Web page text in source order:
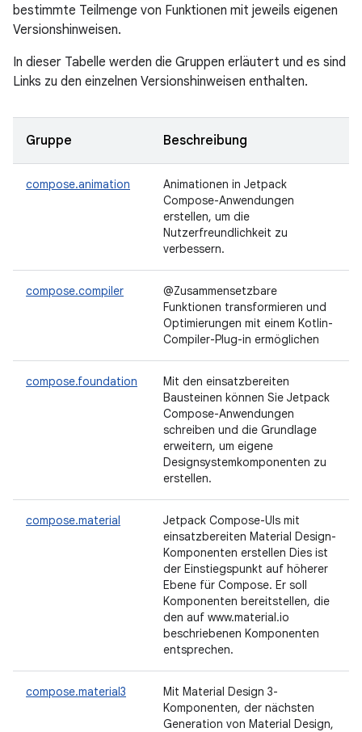
bestimmte Teilmenge von Funktionen mit jeweils eigenen
Versionshinweisen.
In dieser Tabelle werden die Gruppen erläutert und es sind
Links zu den einzelnen Versionshinweisen enthalten.
Gruppe Beschreibung
compose.animation
Animationen in Jetpack
Compose-Anwendungen
erstellen, um die
Nutzerfreundlichkeit zu
verbessern.
compose.compiler
@Zusammensetzbare
Funktionen transformieren und
Optimierungen mit einem Kotlin-
Compiler-Plug-in ermöglichen
compose.foundation
Mit den einsatzbereiten
Bausteinen können Sie Jetpack
Compose-Anwendungen
schreiben und die Grundlage
erweitern, um eigene
Designsystemkomponenten zu
erstellen.
compose.material
Jetpack Compose-UIs mit
einsatzbereiten Material Design-
Komponenten erstellen Dies ist
der Einstiegspunkt auf höherer
Ebene für Compose. Er soll
Komponenten bereitstellen, die
den auf www.material.io
beschriebenen Komponenten
entsprechen.
compose.material3
Mit Material Design 3-
Komponenten, der nächsten
Generation von Material Design,